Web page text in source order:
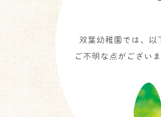
双葉幼稚園では、
ご不明な点がござい